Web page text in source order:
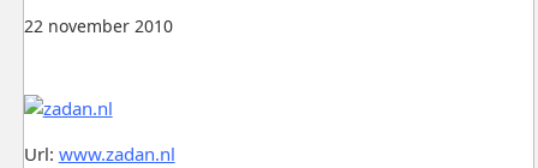
22 november 2010
Url: www.zadan.nl